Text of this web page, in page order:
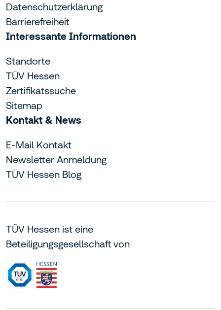
Datenschutzerklärung
Barrierefreiheit
Interessante Informationen
Standorte
TÜV Hessen
Zertifikatssuche
Sitemap
Kontakt & News
E-Mail Kontakt
Newsletter Anmeldung
TÜV Hessen Blog
TÜV Hessen ist eine
Beteiligungsgesellschaft von